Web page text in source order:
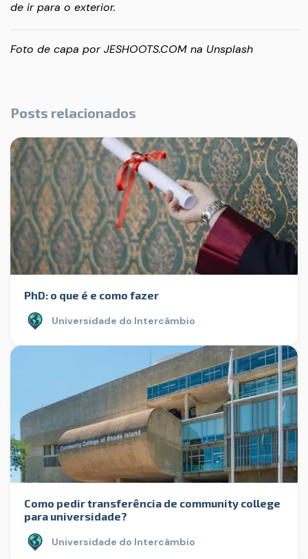
de ir para o exterior.
Foto de capa porJESHOOTS.COM na Unsplash
Posts relacionados
PhD: o que é e como fazer
Universidade do Intercâmbio
Como pedir transferência de community college
para universidade?
Universidade do Intercâmbio